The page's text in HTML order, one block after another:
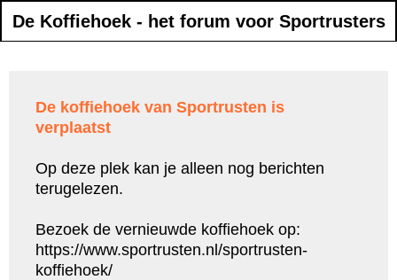
De Koffiehoek - het forum voor Sportrusters
De koffiehoek van Sportrusten is
verplaatst
Op deze plek kan je alleen nog berichten
terugelezen.
Bezoek de vernieuwde koffiehoek op:
https://www.sportrusten.nl/sportrusten-
koffiehoek/